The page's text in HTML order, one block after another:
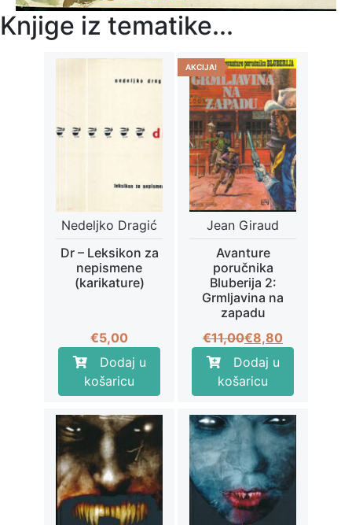
Knjige iz tematike...
Nedeljko Dragić
Dr – Leksikon za
nepismene
(karikature)
€5,00
Dodaj u
košaricu
AKCIJA!
Jean Giraud
Avanture
poručnika
Bluberija 2:
Grmljavina na
zapadu
€11,00Izvorna
cijena
bila
je:
€11,00.
€8,80
Trenutna
cijena
je:
€8,80.
Dodaj u
košaricu